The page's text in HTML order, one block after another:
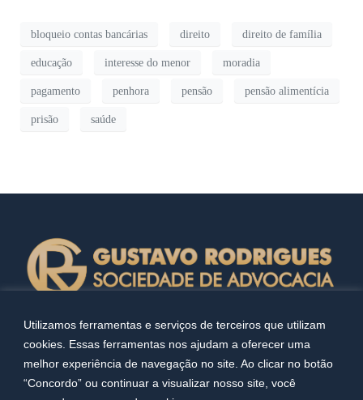
Utilizamos ferramentas e serviços de terceiros que utilizam
cookies. Essas ferramentas nos ajudam a oferecer uma
melhor experiência de navegação no site. Ao clicar no botão
“Concordo” ou continuar a visualizar nosso site, você
bloqueio contas bancárias direito direito de família
educação interesse do menor moradia
pagamento penhora pensão pensão alimentícia
prisão saúde